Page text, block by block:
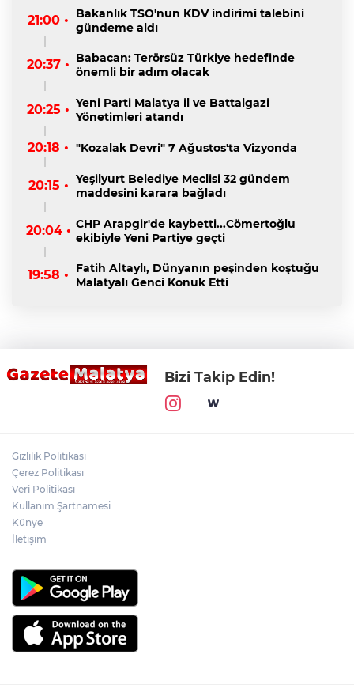
21:00 •
Bakanlık TSO'nun KDV indirimi talebini
gündeme aldı
20:37 • Babacan: Terörsüz Türkiye hedefinde
önemli bir adım olacak
20:25 • Yeni Parti Malatya il ve Battalgazi
Yönetimleri atandı
20:18 • "Kozalak Devri" 7 Ağustos'ta Vizyonda
20:15 • Yeşilyurt Belediye Meclisi 32 gündem
maddesini karara bağladı
20:04 • CHP Arapgir'de kaybetti...Cömertoğlu
ekibiyle Yeni Partiye geçti
19:58 •
Fatih Altaylı, Dünyanın peşinden koştuğu
Malatyalı Genci Konuk Etti
Bizi Takip Edin!
Gizlilik Politikası
Çerez Politikası
Veri Politikası
Kullanım Şartnamesi
Künye
İletişim